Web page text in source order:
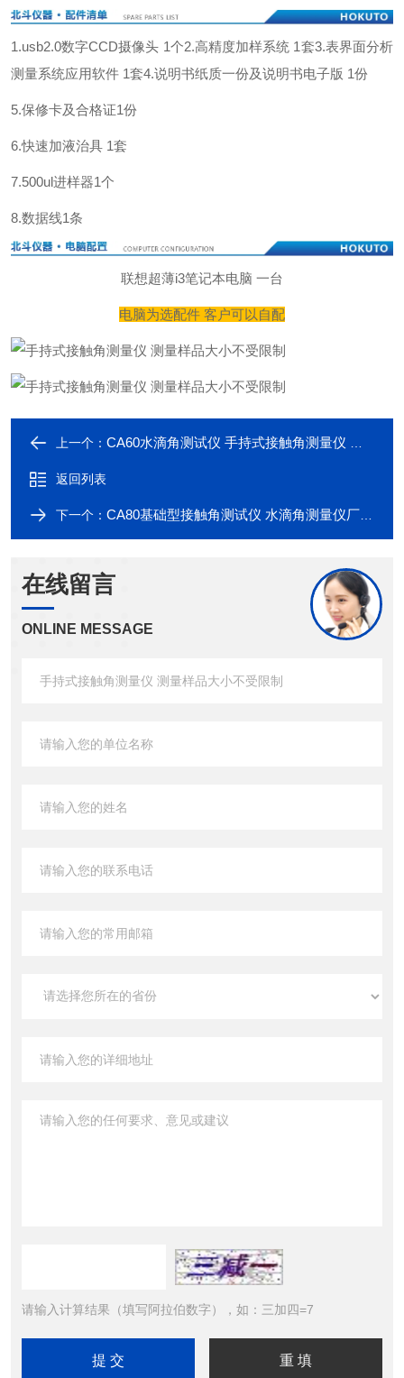
1.usb2.0数字CCD摄像头 1个2.高精度加样系统 1套3.表界面分析
测量系统应用软件 1套4.说明书纸质一份及说明书电子版 1份
5.保修卡及合格证1份
6.快速加液治具 1套
7.500ul进样器1个
8.数据线1条
联想超薄i3笔记本电脑 一台
电脑为选配件 客户可以自配
上一个： CA60水滴角测试仪 手持式接触角测量仪 数据准
返回列表
下一个： CA80基础型接触角测试仪 水滴角测量仪厂家直销
在线留言
ONLINE MESSAGE
请输入计算结果（填写阿拉伯数字），如：三加四=7